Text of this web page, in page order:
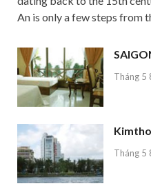
An is only a few steps from
Tháng 5
Tháng 5